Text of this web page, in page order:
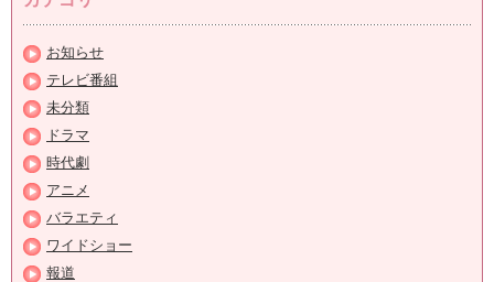
お知らせ
テレビ番組
未分類
ドラマ
時代劇
アニメ
バラエティ
ワイドショー
報道